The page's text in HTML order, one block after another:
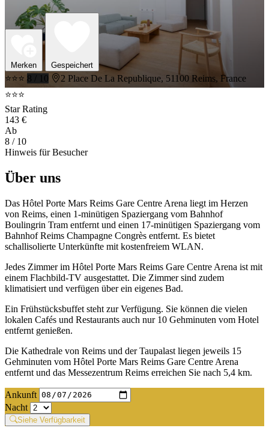
Merken Gespeichert
⭐⭐⭐ 8 / 10
2 Place De La Republique, 51100 Reims, France
⭐⭐⭐
Star Rating
143 €
Ab
8 / 10
Hinweis für Besucher
Über uns
Das Hôtel Porte Mars Reims Gare Centre Arena liegt im Herzen
von Reims, einen 1-minütigen Spaziergang vom Bahnhof
Boulingrin Tram entfernt und einen 17-minütigen Spaziergang vom
Bahnhof Reims Champagne Congrès entfernt. Es bietet
schallisolierte Unterkünfte mit kostenfreiem WLAN.
Jedes Zimmer im Hôtel Porte Mars Reims Gare Centre Arena ist mit
einem Flachbild-TV ausgestattet. Die Zimmer sind zudem
klimatisiert und verfügen über ein eigenes Bad.
Ein Frühstücksbuffet steht zur Verfügung. Sie können die vielen
lokalen Cafés und Restaurants auch nur 10 Gehminuten vom Hotel
entfernt genießen.
Die Kathedrale von Reims und der Taupalast liegen jeweils 15
Gehminuten vom Hôtel Porte Mars Reims Gare Centre Arena
entfernt und das Messezentrum Reims erreichen Sie nach 5,4 km.
Ankunft
Nacht
Siehe Verfügbarkeit